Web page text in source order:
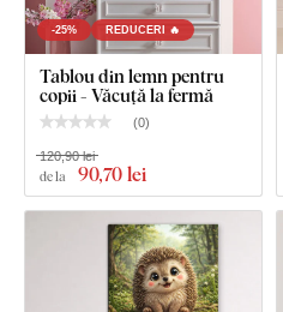
tabloului
Instrucțiuni clare pentru
-25% REDUCERI 🔥
Tablou din lemn pentru
copii - Văcuță la fermă
(0)
de la 90,70 lei
120,90 lei